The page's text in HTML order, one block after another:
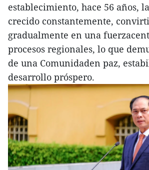
establecimiento, hace 56 años,
crecido constantemente,
gradualmente en una
procesos regionales, lo que
de una Comunidaden paz,
desarrollo próspero.